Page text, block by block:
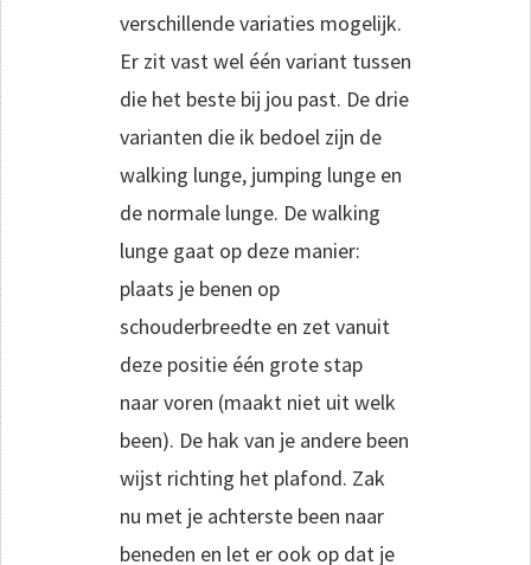
verschillende variaties mogelijk.
Er zit vast wel één variant tussen
die het beste bij jou past. De drie
varianten die ik bedoel zijn de
walking lunge, jumping lunge en
de normale lunge. De walking
lunge gaat op deze manier:
plaats je benen op
schouderbreedte en zet vanuit
deze positie één grote stap
naar voren (maakt niet uit welk
been). De hak van je andere been
wijst richting het plafond. Zak
nu met je achterste been naar
beneden en let er ook op dat je